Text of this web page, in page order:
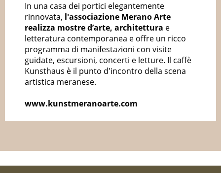
In una casa dei portici elegantemente
rinnovata, l'associazione Merano Arte
realizza mostre d’arte, architettura e
letteratura contemporanea e offre un ricco
programma di manifestazioni con visite
guidate, escursioni, concerti e letture. Il caffè
Kunsthaus è il punto d'incontro della scena
artistica meranese.
www.kunstmeranoarte.com